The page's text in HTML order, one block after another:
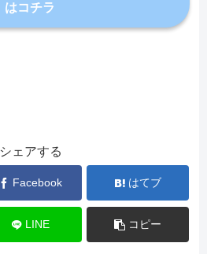
はコチラ
シェアする
Facebook はてブ
LINE コピー